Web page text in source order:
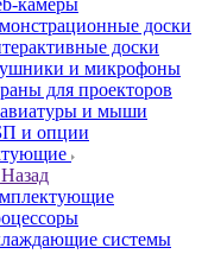
камеры
доски
доски
и микрофоны
для проекторов
и мыши
и опции
Назад
системы